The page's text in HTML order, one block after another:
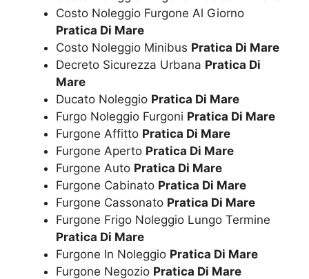
Costo Noleggio Furgone Al Giorno
Pratica Di Mare
Costo Noleggio Minibus Pratica Di Mare
Decreto Sicurezza Urbana Pratica Di
Mare
Ducato Noleggio Pratica Di Mare
Furgo Noleggio Furgoni Pratica Di Mare
Furgone Affitto Pratica Di Mare
Furgone Aperto Pratica Di Mare
Furgone Auto Pratica Di Mare
Furgone Cabinato Pratica Di Mare
Furgone Cassonato Pratica Di Mare
Furgone Frigo Noleggio Lungo Termine
Pratica Di Mare
Furgone In Noleggio Pratica Di Mare
Furgone Negozio Pratica Di Mare